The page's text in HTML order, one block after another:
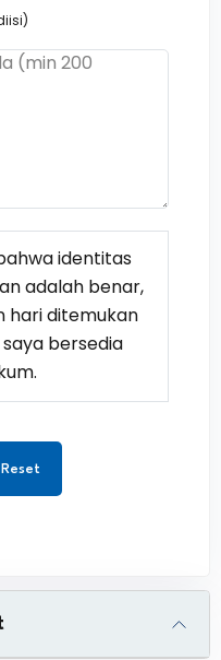
identitas
adalah benar,
hari ditemukan
bersedia
Reset